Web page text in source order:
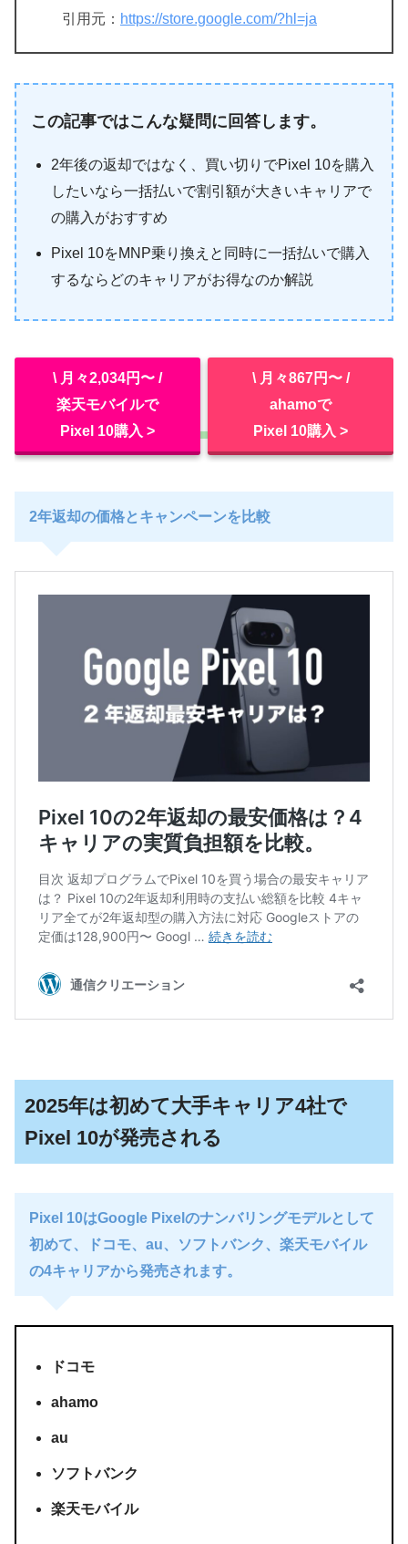
引用元： https://store.google.com/?hl=ja
この記事ではこんな疑問に回答します。
2年後の返却ではなく、買い切りでPixel 10を購入
したいなら一括払いで割引額が大きいキャリアで
の購入がおすすめ
Pixel 10をMNP乗り換えと同時に一括払いで購入
するならどのキャリアがお得なのか解説
\ 月々2,034円〜 /
楽天モバイルで
Pixel 10購入 >
\ 月々867円〜 /
ahamoで
Pixel 10購入 >
2年返却の価格とキャンペーンを比較
2025年は初めて大手キャリア4社で
Pixel 10が発売される
Pixel 10はGoogle Pixelのナンバリングモデルとして
初めて、ドコモ、au、ソフトバンク、楽天モバイル
の4キャリアから発売されます。
ドコモ
ahamo
au
ソフトバンク
楽天モバイル